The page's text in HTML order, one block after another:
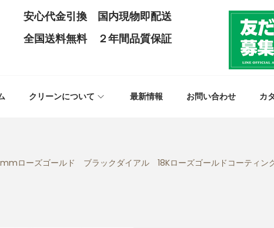
安心代金引換 国内現物即配送
全国送料無料 ２年間品質保証
クリーンについて 最新情報 お問い合わせ カ
ローズゴールド ブラックダイアル 18Kローズゴールドコーティン